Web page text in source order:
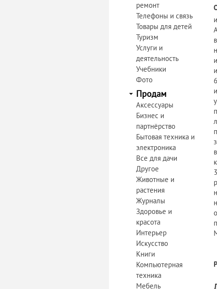
ремонт
Телефоны и связь
Товары для детей
Туризм
Услуги и
деятельность
Учебники
Фото
Продам
Аксессуары
Бизнес и
партнёрство
Бытовая техника и
электроника
Все для дачи
Другое
Животные и
растения
Журналы
Здоровье и
красота
Интерьер
Искусство
Книги
Компьютерная
техника
Мебель